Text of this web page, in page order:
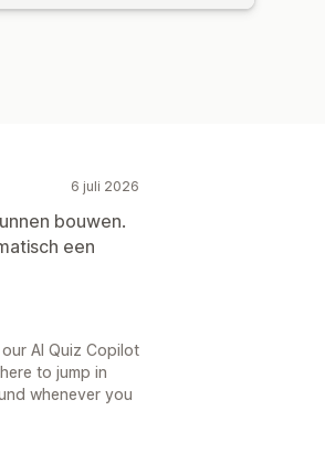
6 juli 2026
bouwen.
een
AI Quiz Copilot
to jump in
whenever you